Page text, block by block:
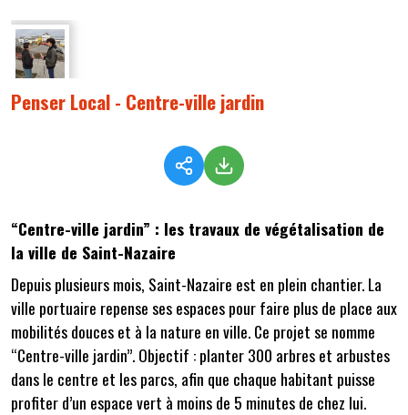
Penser Local - Centre-ville jardin
“Centre-ville jardin” : les travaux de végétalisation de
la ville de Saint-Nazaire
Depuis plusieurs mois, Saint-Nazaire est en plein chantier. La
ville portuaire repense ses espaces pour faire plus de place aux
mobilités douces et à la nature en ville. Ce projet se nomme
“Centre-ville jardin”. Objectif : planter 300 arbres et arbustes
dans le centre et les parcs, afin que chaque habitant puisse
profiter d’un espace vert à moins de 5 minutes de chez lui.